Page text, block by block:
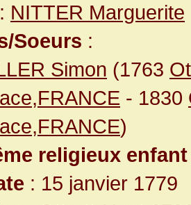
: NITTER Marguerite
Soeurs :
Simon (1763
- 1830
)
religieux enfant
: 15 janvier 1779